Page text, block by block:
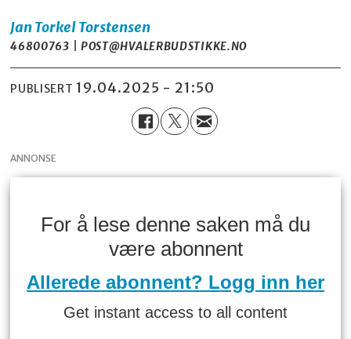
Jan TorkelTorstensen
46800763 | POST@HVALERBUDSTIKKE.NO
PUBLISERT 19.04.2025 - 21:50
ANNONSE
For å lese denne saken må du
være abonnent
Allerede abonnent? Logg inn her
Get instant access to all content